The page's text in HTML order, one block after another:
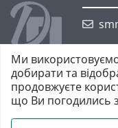
©2026 https://dnpr.com.ua
Всі права захищені. При
Ми
добирати та
продовжуєте
що Ви погодились